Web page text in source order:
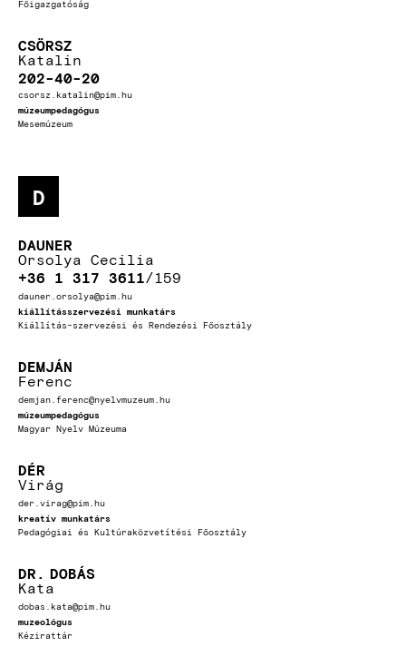
Főigazgatóság
CSÖRSZ
Katalin
202-40-20
csorsz.katalin@pim.hu
múzeumpedagógus
Mesemúzeum
D
DAUNER
Orsolya Cecilia
+36 1 317 3611 159
dauner.orsolya@pim.hu
kiállításszervezési munkatárs
Kiállítás-szervezési és Rendezési Főosztály
DEMJÁN
Ferenc
demjan.ferenc@nyelvmuzeum.hu
múzeumpedagógus
Magyar Nyelv Múzeuma
DÉR
Virág
der.virag@pim.hu
kreatív munkatárs
Pedagógiai és Kultúraközvetítési Főosztály
DR. DOBÁS
Kata
dobas.kata@pim.hu
muzeológus
Kézirattár